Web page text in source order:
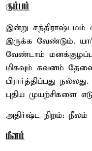
கும்பம்
இன்று சந்திராஷ்டமம்
இருக்க வேண்டும்.
வேண்டாம்
மிகவும் கவனம்
பிரார்த்திப்பது
புதிய முயற்சிகளை
அதிர்ஷ்ட நிறம்: நீலம்
மீனம்